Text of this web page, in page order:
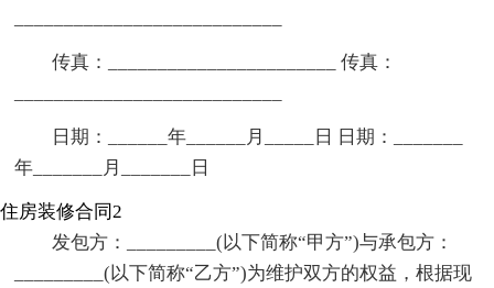
传真：_______________________ 传真：
日期：______年______月_____日 日期：_______
年_______月_______日
住房装修合同2
发包方：_________(以下简称“甲方”)与承包方：
_________(以下简称“乙方”)为维护双方的权益，根据现